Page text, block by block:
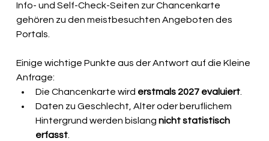
Info- und Self-Check-Seiten zur Chancenkarte
gehören zu den meistbesuchten Angeboten des
Portals.
Einige wichtige Punkte aus der Antwort auf die Kleine
Anfrage:
Die Chancenkarte wird erstmals 2027 evaluiert
Daten zu Geschlecht, Alter oder beruflichem
Hintergrund werden bislang nicht statistisch
erfasst